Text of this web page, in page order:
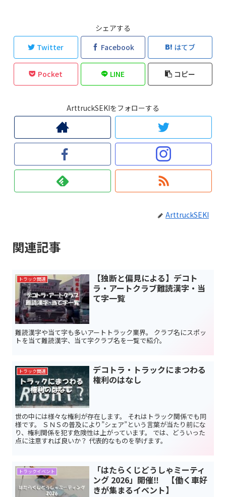
シェアする
Twitter
Facebook はてブ
Pocket LINE コピー
ArttruckSEKIをフォローする
ArttruckSEKI
関連記事
トラック関連
【独断と偏見による】デコト
ラ・アートクラブ難読漢字・当
て字一覧
難読漢字や当て字も多いアートトラック業界。 クラブ名にスポッ
トを当て難読漢字、当て字クラブ名を一覧で紹介。
トラック関連
デコトラ・トラックにまつわる
権利のはなし
世の中には様々な権利が存在します。 それはトラック関係でも同
様です。 ＳＮＳの普及により”シェア”という言葉が当たり前にな
り、権利関係を犯す危険性は上がっています。 では、どういった
点に注意すれば良いか？ 代表的なものを挙げます。
トラックイベント
「はたらくじどうしゃミーティ
ング 2026」開催‼ 【働く車好
きが集まるイベント】